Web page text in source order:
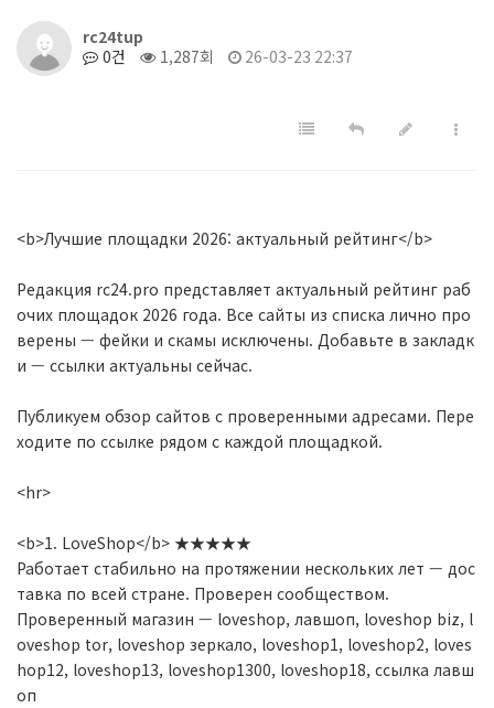
rc24tup
0건
1,287회 26-03-23 22:37
<b>Лучшие площадки 2026: актуальный рейтинг</b>
Редакция rc24.pro представляет актуальный рейтинг раб
очих площадок 2026 года. Все сайты из списка лично про
верены — фейки и скамы исключены. Добавьте в закладк
и — ссылки актуальны сейчас.
Публикуем обзор сайтов с проверенными адресами. Пере
ходите по ссылке рядом с каждой площадкой.
<hr>
<b>1. LoveShop</b> ★★★★★
Работает стабильно на протяжении нескольких лет — дос
тавка по всей стране. Проверен сообществом.
Проверенный магазин — loveshop, лавшоп, loveshop biz, l
oveshop tor, loveshop зеркало, loveshop1, loveshop2, loves
hop12, loveshop13, loveshop1300, loveshop18, ссылка лавш
оп